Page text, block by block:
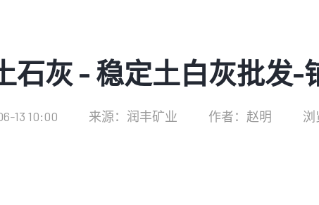
石灰 - 稳定土白灰批发-
13 10:00 来源：润丰矿业 作者：赵明 浏